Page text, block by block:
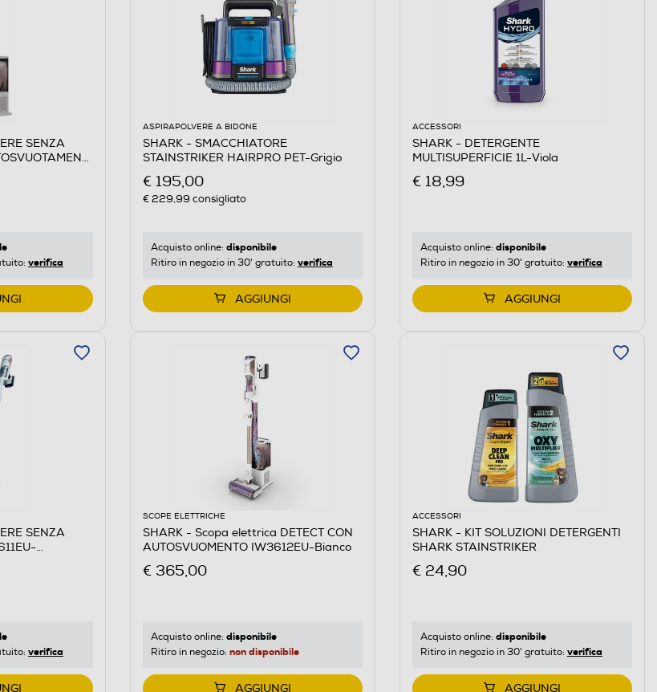
SENZA
verifica
ASPIRAPOLVERE A BIDONE
SHARK - SMACCHIATORE
STAINSTRIKER HAIRPRO PET-Grigio
€ 195,00
€ 229,99 consigliato
Acquisto online: disponibile
Ritiro in negozio in 30' gratuito: verifica
AGGIUNGI
ACCESSORI
SHARK - DETERGENTE
MULTISUPERFICIE 1L-Viola
€ 18,99
Acquisto online: disponibile
Ritiro in negozio in 30' gratuito: verifica
AGGIUNGI
SENZA
verifica
SCOPE ELETTRICHE
SHARK - Scopa elettrica DETECT CON
AUTOSVUOMENTO IW3612EU-Bianco
€ 365,00
Acquisto online: disponibile
Ritiro in negozio: non disponibile
AGGIUNGI
ACCESSORI
SHARK - KIT SOLUZIONI DETERGENTI
SHARK STAINSTRIKER
€ 24,90
Acquisto online: disponibile
Ritiro in negozio in 30' gratuito: verifica
AGGIUNGI